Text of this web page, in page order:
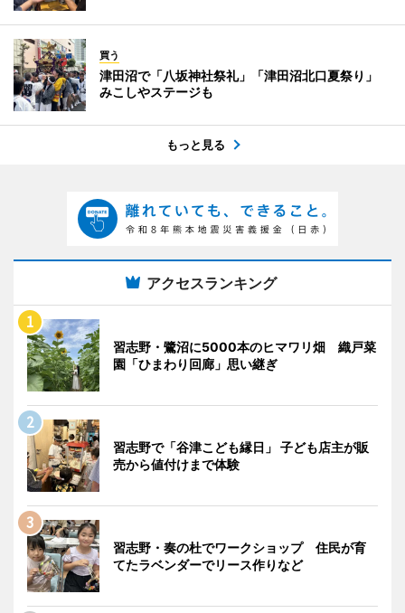
買う
津田沼で「八坂神社祭礼」「津田沼北口夏祭り」
みこしやステージも
もっと見る
アクセスランキング
習志野・鷺沼に5000本のヒマワリ畑 織戸菜
園「ひまわり回廊」思い継ぎ
習志野で「谷津こども縁日」 子ども店主が販
売から値付けまで体験
習志野・奏の杜でワークショップ 住民が育
てたラベンダーでリース作りなど